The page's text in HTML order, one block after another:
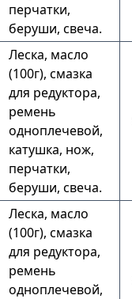
перчатки,
беруши, свеча.
Леска, масло
(100г), смазка
для редуктора,
ремень
одноплечевой,
катушка, нож,
перчатки,
беруши, свеча.
Леска, масло
(100г), смазка
для редуктора,
ремень
одноплечевой,